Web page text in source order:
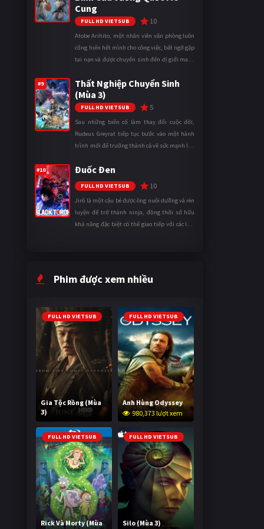
Cung
FULL HD VIETSUB 10
Atobe Arihito, một nhân viên văn phòng luôn
cống hiến hết mình cho công việc, bất ngờ gặp
tai nạn và được chuyển sinh đến dị giới mang
thành một mạo hiểm gi ...
#9
Thất Nghiệp Chuyển Sinh
(Mùa 3)
FULL HD VIETSUB 5
Sau những biến cố làm thay đổi cuộc đời,
Rudeus Greyrat tiếp tục bước vào một hành
trình mới để trưởng thành cả về sức mạnh lẫn
ngày càng khắc nghiệt, anh ...
#10 Đuốc Đen
FULL HD VIETSUB 10
Jirô là một cậu bé được ông nuôi dưỡng và rèn
luyện để trở thành ninja, đồng thời sở hữu
khả năng đặc biệt có thể giao tiếp với các loài
Phim được xem nhiều
FULL HD VIETSUB
Gia Tộc Rồng (Mùa
3)
2,057,659 lượt xem
FULL HD VIETSUB
Anh Hùng Odyssey
980,373 lượt xem
FULL HD VIETSUB
Rick Và Morty (Mùa
FULL HD VIETSUB
Silo (Mùa 3)